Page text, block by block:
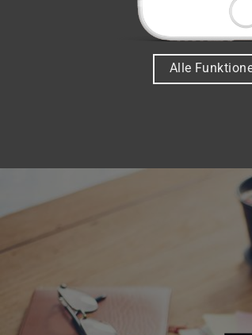
Alle